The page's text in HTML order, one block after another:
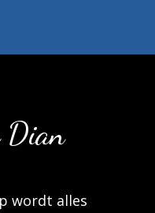
Dian
wordt alles